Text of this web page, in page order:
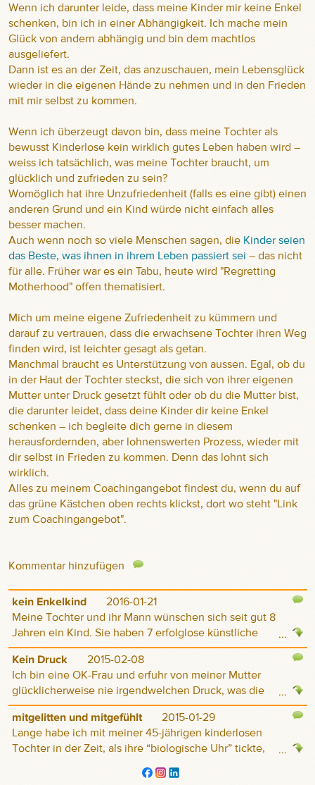
Wenn ich darunter leide, dass meine Kinder mir keine Enkel
schenken, bin ich in einer Abhängigkeit. Ich mache mein
Glück von andern abhängig und bin dem machtlos
ausgeliefert.
Dann ist es an der Zeit, das anzuschauen, mein Lebensglück
wieder in die eigenen Hände zu nehmen und in den Frieden
mit mir selbst zu kommen.
Wenn ich überzeugt davon bin, dass meine Tochter als
bewusst Kinderlose kein wirklich gutes Leben haben wird –
weiss ich tatsächlich, was meine Tochter braucht, um
glücklich und zufrieden zu sein?
Womöglich hat ihre Unzufriedenheit (falls es eine gibt) einen
anderen Grund und ein Kind würde nicht einfach alles
besser machen.
Auch wenn noch so viele Menschen sagen, die Kinder seien
das Beste, was ihnen in ihrem Leben passiert sei – das nicht
für alle. Früher war es ein Tabu, heute wird "Regretting
Motherhood" offen thematisiert.
Mich um meine eigene Zufriedenheit zu kümmern und
darauf zu vertrauen, dass die erwachsene Tochter ihren Weg
finden wird, ist leichter gesagt als getan.
Manchmal braucht es Unterstützung von aussen. Egal, ob du
in der Haut der Tochter steckst, die sich von ihrer eigenen
Mutter unter Druck gesetzt fühlt oder ob du die Mutter bist,
die darunter leidet, dass deine Kinder dir keine Enkel
schenken – ich begleite dich gerne in diesem
herausfordernden, aber lohnenswerten Prozess, wieder mit
dir selbst in Frieden zu kommen. Denn das lohnt sich
wirklich.
Alles zu meinem Coachingangebot findest du, wenn du auf
das grüne Kästchen oben rechts klickst, dort wo steht "Link
zum Coachingangebot".
Kommentar hinzufügen
kein Enkelkind 2016-01-21
Meine Tochter und ihr Mann wünschen sich seit gut 8
Jahren ein Kind. Sie haben 7 erfolglose künstliche
Befruchtungsversuche hinter sich gebracht, der 8.
Versuch führte zum Erfolg und meine Tochter (38) war
zum erstenmal in ihrem Leben schwanger. Leider kam
es in der 8. Woche zu einer Fehlgeburt, was für uns alle
einer Katastrophe gleichkommt. Soviel Enttäuschungen
und dann endlich die helle Freude, und dann das!
Ich kann nicht sagen, wie unglaublich traurig uns das
alle gemacht hat und ich bin leider in eine tiefe
Depression gestürzt, die ich momentan mit
...
Kein Druck 2015-02-08
Ich bin eine OK-Frau und erfuhr von meiner Mutter
glücklicherweise nie irgendwelchen Druck, was die
Enkel-Produktion anging. Nachdem ich mich mit 29
Jahren hatte unterbinden lassen, stellte sie lediglich ein
klein wenig bedauernd fest, dass sie nun halt keine
Enkelkinder haben würde.
Ich bin meiner Mam dankbar, dass sie mir Raum gab,
...
mitgelitten und mitgefühlt2015-01-29
Lange habe ich mit meiner 45-jährigen kinderlosen
Tochter in der Zeit, als ihre “biologische Uhr” tickte,
einfach mitgelitten und mitgefühlt. Ich merke erst jetzt,
wie einseitig das war. Dass ich ihr in dieser Zeit damit
...